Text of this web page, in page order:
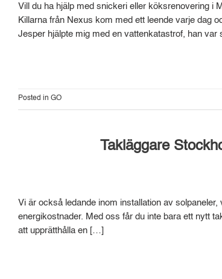
Vill du ha hjälp med snickeri eller köksrenovering i
Killarna från Nexus kom med ett leende varje dag
Jesper hjälpte mig med en vattenkatastrof, han var
Posted in GO
Takläggare
Vi är också ledande inom installation av
energikostnader. Med oss får du inte bara ett nytt
att upprätthålla en […]